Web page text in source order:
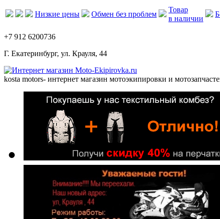
Низкие цены Обмен без проблем
Товар
в наличии
+7 912 6200736
Г. Екатеринбург, ул. Крауля, 44
kosta motors- интернет магазин мотоэкипировки и